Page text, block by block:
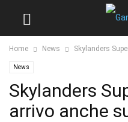
Home News Skylanders
News
Skylanders
arrivo anche